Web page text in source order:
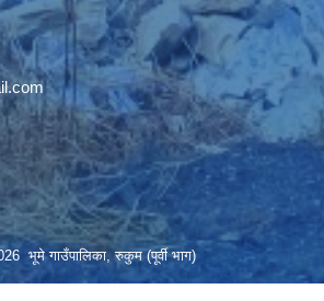
भूमे गाउँपालिका, रुकुम (पूर्वी भाग)